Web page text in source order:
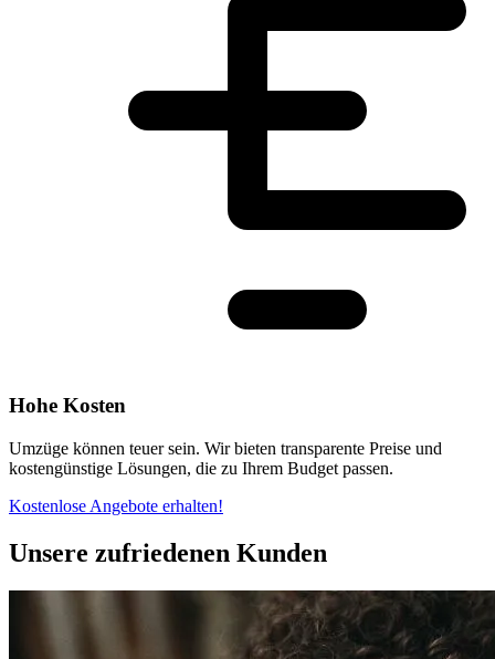
Hohe Kosten
Umzüge können teuer sein. Wir bieten transparente Preise und
kostengünstige Lösungen, die zu Ihrem Budget passen.
Kostenlose Angebote erhalten!
Unsere zufriedenen Kunden